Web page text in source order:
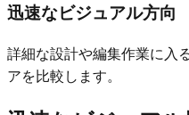
迅速なビジュアル方向
詳細な設計や編集作業に入
アを比較します。